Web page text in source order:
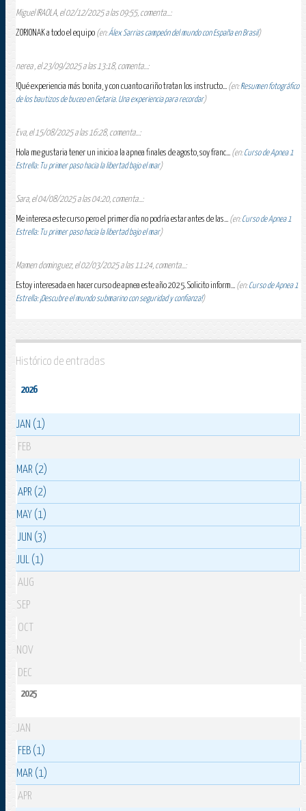
Miguel IRAOLA, el 02/12/2025 a las 09:55, comenta...:
ZORIONAK a todo el equipo (en:Álex Sarrias campeón del mundo con España en Brasil)
nerea , el 23/09/2025 a las 13:18, comenta...:
!Qué experiencia más bonita, y con cuanto cariño tratan los instructo... (en:Resumen fotográfico
de los bautizos de buceo en Getaria. Una experiencia para recordar)
Eva, el 15/08/2025 a las 16:28, comenta...:
Hola me gustaria tener un inicio a la apnea finales de agosto, soy franc... (en:Curso de Apnea 1
Estrella: Tu primer paso hacia la libertad bajo el mar)
Sara, el 04/08/2025 a las 04:20, comenta...:
Me interesa este curso pero el primer día no podría estar antes de las... (en:Curso de Apnea 1
Estrella: Tu primer paso hacia la libertad bajo el mar)
Mamen dominguez, el 02/03/2025 a las 11:24, comenta...:
Estoy interesada en hacer curso de apnea este año 2025. Solicito inform... (en:Curso de Apnea 1
Estrella: ¡Descubre el mundo submarino con seguridad y confianza!)
Histórico de entradas
2026
JAN (1)
FEB
MAR (2)
APR (2)
MAY (1)
JUN (3)
JUL (1)
AUG
SEP
OCT
NOV
DEC
2025
JAN
FEB (1)
MAR (1)
APR